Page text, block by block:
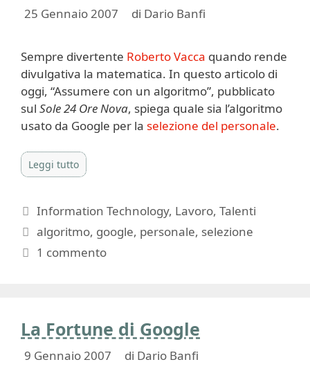
25 Gennaio 2007 di Dario Banfi
Sempre divertente Roberto Vacca quando rende
divulgativa la matematica. In questo articolo di
oggi, “Assumere con un algoritmo”, pubblicato
sul Sole 24 Ore Nova, spiega quale sia l’algoritmo
usato da Google per la selezione del personale.
Leggi tutto
Categorie
Information Technology, Lavoro,Talenti
Tag
algoritmo, google, personale, selezione
1 commento
La Fortune di Google
9 Gennaio 2007 di Dario Banfi